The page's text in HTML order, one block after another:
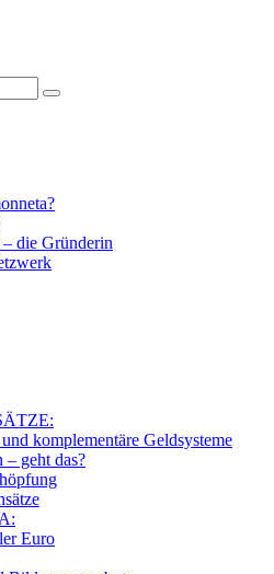
die Gründerin
komplementäre Geldsysteme
– geht das?
Euro